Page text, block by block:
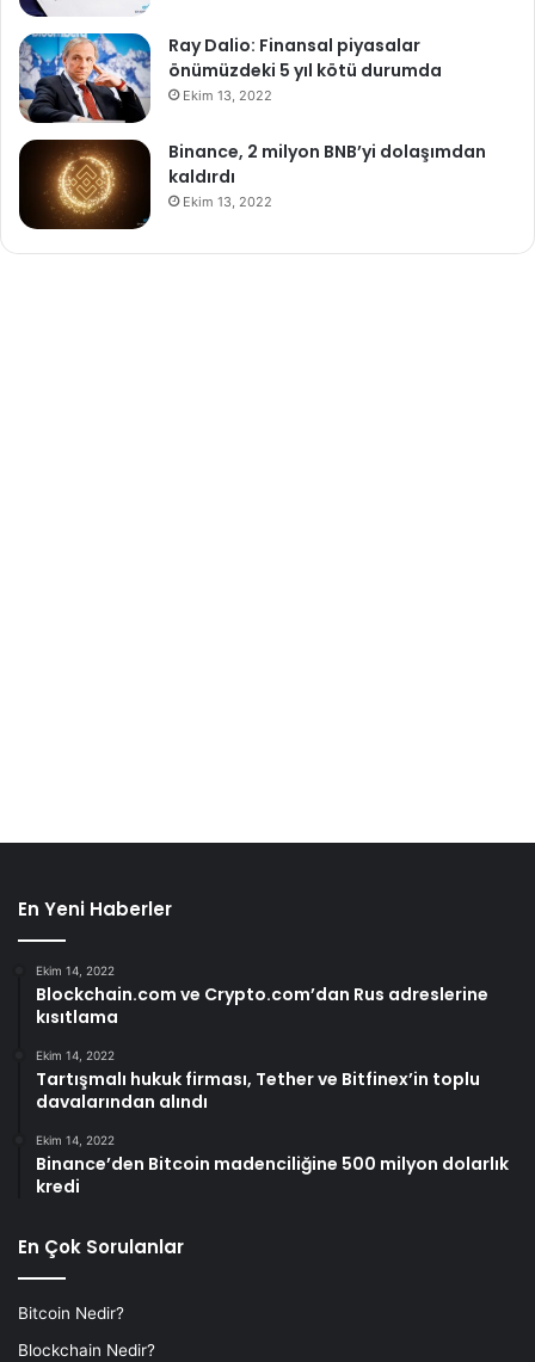
Ray Dalio: Finansal piyasalar
önümüzdeki 5 yıl kötü durumda
Ekim 13, 2022
Binance, 2 milyon BNB’yi dolaşımdan
kaldırdı
Ekim 13, 2022
En Yeni Haberler
Ekim 14, 2022
Blockchain.com ve Crypto.com’dan Rus adreslerine
kısıtlama
Ekim 14, 2022
Tartışmalı hukuk firması, Tether ve Bitfinex’in toplu
davalarından alındı
Ekim 14, 2022
Binance’den Bitcoin madenciliğine 500 milyon dolarlık
kredi
En Çok Sorulanlar
Bitcoin Nedir?
Blockchain Nedir?